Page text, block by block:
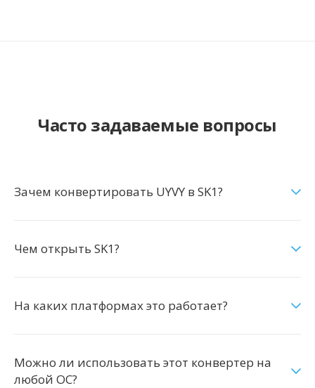
Часто задаваемые вопросы
Зачем конвертировать UYVY в SK1?
Чем открыть SK1?
На каких платформах это работает?
Можно ли использовать этот конвертер на
любой ОС?